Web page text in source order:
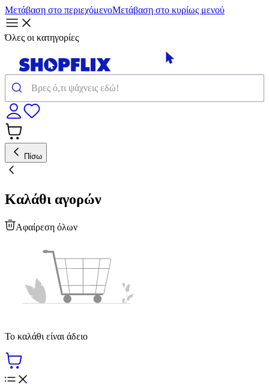
Μετάβαση στο περιεχόμενοΜετάβαση στο κυρίως μενού
Όλες οι κατηγορίες
Πίσω
Καλάθι αγορών
Αφαίρεση όλων
Το καλάθι είναι άδειο